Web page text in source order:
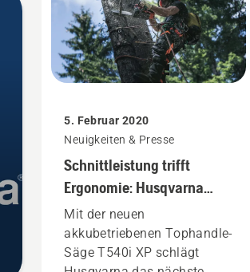
5. Februar 2020
Neuigkeiten & Presse
Schnittleistung trifft
Ergonomie: Husqvarna
präsentiert neue Profi-
Akku-Sägen T540i XP und
540i XP
Mit der neuen
akkubetriebenen Tophandle-
Säge T540i XP schlägt